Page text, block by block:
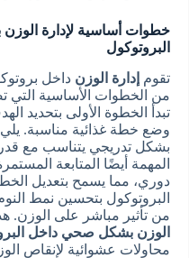
خطوات أساسية لإدارة
البروتوكول
تقوم إدارة الوزن
من الخطوات الأساسية التي
تبدأ الخطوة الأولى بتحديد
وضع خطة غذائية مناسبة.
بشكل تدريجي يتناسب مع
المهمة أيضًا المتابعة
دوري، مما يسمح بتعديل
البروتوكول بتحسين نمط النوم
من تأثير مباشر على الوزن.
الوزن بشكل صحي داخل
محاولات عشوائية لإنقاص